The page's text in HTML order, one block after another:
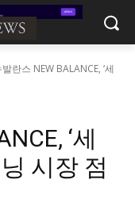
발란스 NEW BALANCE, ‘세
‘세
시장 점